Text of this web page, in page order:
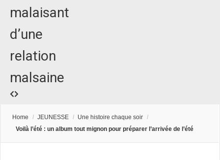
malaisant
d’une
relation
malsaine
Home / JEUNESSE / Une histoire chaque soir /
Voilà l’été : un album tout mignon pour préparer l’arrivée de l’été